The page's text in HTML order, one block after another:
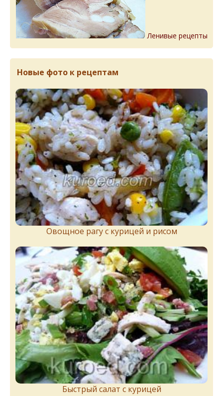
Ленивые рецепты
Новые фото к рецептам
Овощное рагу с курицей и рисом
Быстрый салат с курицей